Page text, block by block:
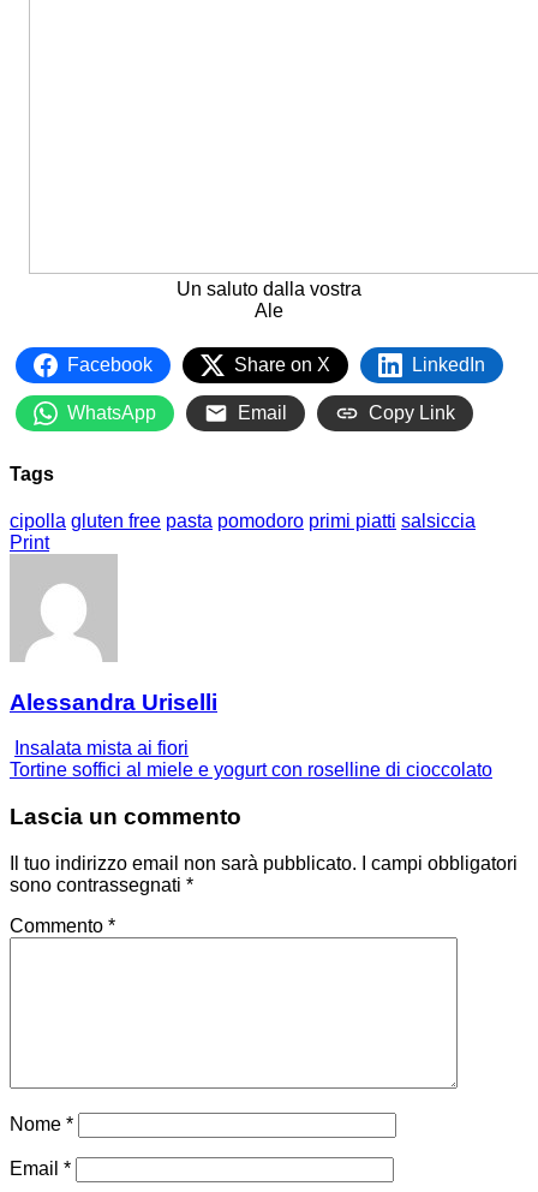
Un saluto dalla vostra
Ale
Facebook Share on X LinkedIn
WhatsApp Email Copy Link
Tags
cipolla gluten free pasta pomodoro primi piatti salsiccia
Print
Alessandra Uriselli
Insalata mista ai fiori
Tortine soffici al miele e yogurt con roselline di cioccolato
Lascia un commento
Il tuo indirizzo email non sarà pubblicato.
I campi obbligatori
sono contrassegnati *
Commento *
Nome *
Email *